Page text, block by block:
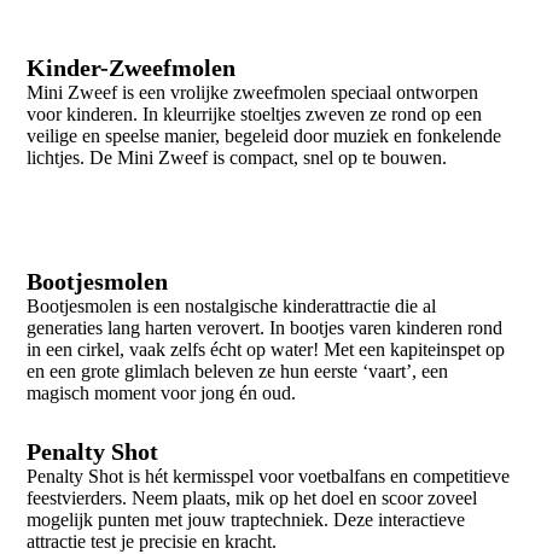
Kinder-Zweefmolen
Mini Zweef is een vrolijke zweefmolen speciaal ontworpen
voor kinderen. In kleurrijke stoeltjes zweven ze rond op een
veilige en speelse manier, begeleid door muziek en fonkelende
lichtjes. De Mini Zweef is compact, snel op te bouwen.
Bootjesmolen
Bootjesmolen is een nostalgische kinderattractie die al
generaties lang harten verovert. In bootjes varen kinderen rond
in een cirkel, vaak zelfs écht op water! Met een kapiteinspet op
en een grote glimlach beleven ze hun eerste ‘vaart’, een
magisch moment voor jong én oud.
Penalty Shot
Penalty Shot is hét kermisspel voor voetbalfans en competitieve
feestvierders. Neem plaats, mik op het doel en scoor zoveel
mogelijk punten met jouw traptechniek. Deze interactieve
attractie test je precisie en kracht.